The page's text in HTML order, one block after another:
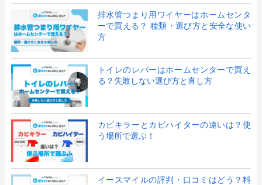
排水管つまり用ワイヤーはホームセンタ
ーで買える？ 種類・選び方と安全な使い
方
トイレのレバーはホームセンターで買え
る？失敗しない選び方と直し方
カビキラーとカビハイターの違いは？使
う場所で選ぶ！
イースマイルの評判・口コミはどう？料